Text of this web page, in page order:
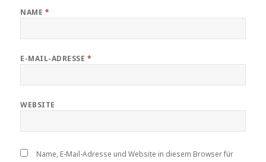
NAME *
E-MAIL-ADRESSE *
WEBSITE
Name, E-Mail-Adresse und Website in diesem Browser für